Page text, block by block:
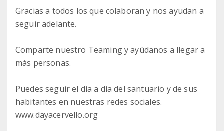
Gracias a todos los que colaboran y nos ayudan a
seguir adelante.
Comparte nuestro Teaming y ayúdanos a llegar a
más personas.
Puedes seguir el día a día del santuario y de sus
habitantes en nuestras redes sociales.
www.dayacervello.org